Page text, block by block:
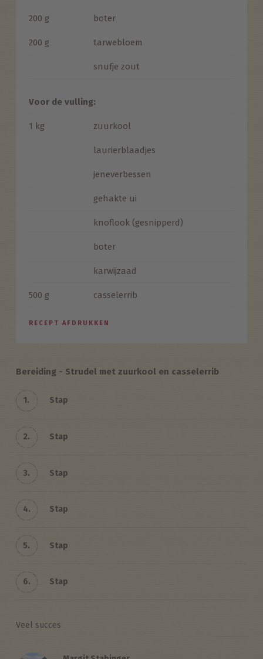
200 g boter
200 g tarwebloem
snufje zout
Voor de vulling:
1 kg zuurkool
laurierblaadjes
jeneverbessen
gehakte ui
knoflook (gesnipperd)
boter
karwijzaad
500 g casselerrib
RECEPT AFDRUKKEN
Bereiding - Strudel met zuurkool en casselerrib
1. Stap
2. Stap
3. Stap
4. Stap
5. Stap
6. Stap
Veel succes